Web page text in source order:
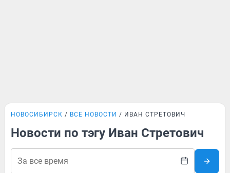
НОВОСИБИРСК ВСЕ НОВОСТИ ИВАН СТРЕТОВИЧ
Новости по тэгу Иван Стретович